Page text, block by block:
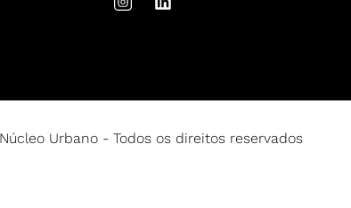
Urbano - Todos os direitos reservados